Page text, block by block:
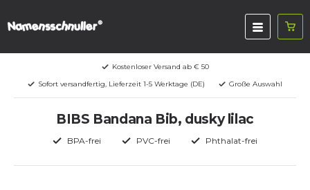
Kostenloser Versand ab € 50
Sofort versandfertig, Lieferzeit 1-5 Werktage (DE)
Große Auswahl
BIBS Bandana Bib, dusky lilac
BPA-frei PVC-frei Phthalat-frei